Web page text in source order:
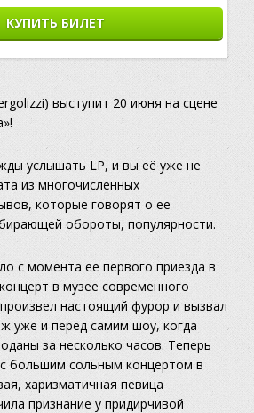
КУПИТЬ БИЛЕТ
выступит 20 июня на сцене
услышать LP, и вы её уже не
из многочисленных
которые говорят о ее
обороты, популярности.
с момента ее первого приезда в
в музее современного
настоящий фурор и вызвал
уже и перед самим шоу, когда
за несколько часов. Теперь
большим сольным концертом в
харизматичная певица
признание у придирчивой